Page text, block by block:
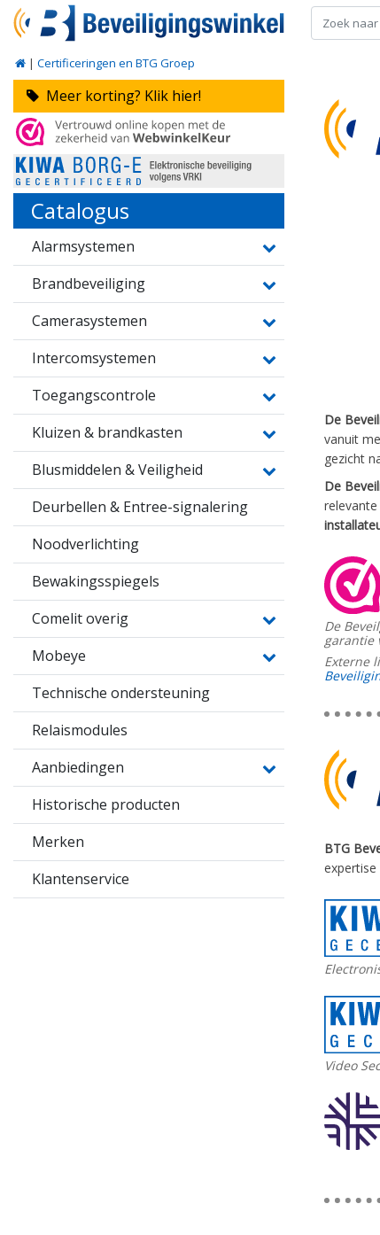
| Certificeringen en BTG Groep
Meer korting? Klik hier!
Catalogus
Alarmsystemen
Brandbeveiliging
Camerasystemen
Intercomsystemen
Toegangscontrole
Kluizen & brandkasten
Blusmiddelen & Veiligheid
Deurbellen & Entree-signalering
Noodverlichting
Bewakingsspiegels
Comelit overig
Mobeye
Technische ondersteuning
Relaismodules
Aanbiedingen
Historische producten
Merken
Klantenservice
De
vanuit
gezicht
De
De
garantie
Externe
BTG
Video